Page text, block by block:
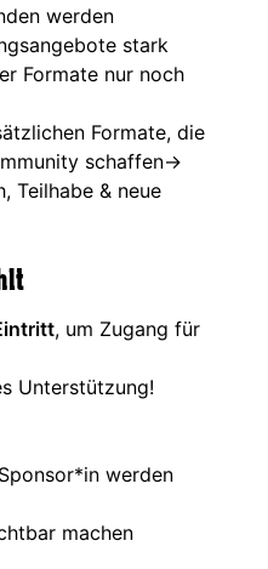
werden
stark
Formate nur noch
Formate, die
schaffen→
Teilhabe & neue
, um Zugang für
Unterstützung!
werden
machen